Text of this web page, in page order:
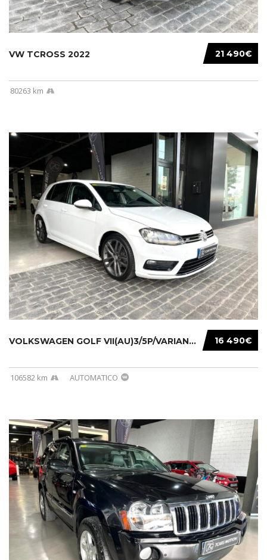
21 490€
VW TCROSS 2022
80263 km
16 490€
VOLKSWAGEN GOLF VII(AU)3/5P/VARIANT(12-16 20...
106582 km AUTOMATICO